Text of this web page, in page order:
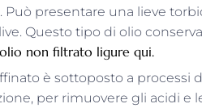
Può presentare una lieve
Questo tipo di olio
non filtrato ligure qui.
è sottoposto a
per rimuovere gli acidi e